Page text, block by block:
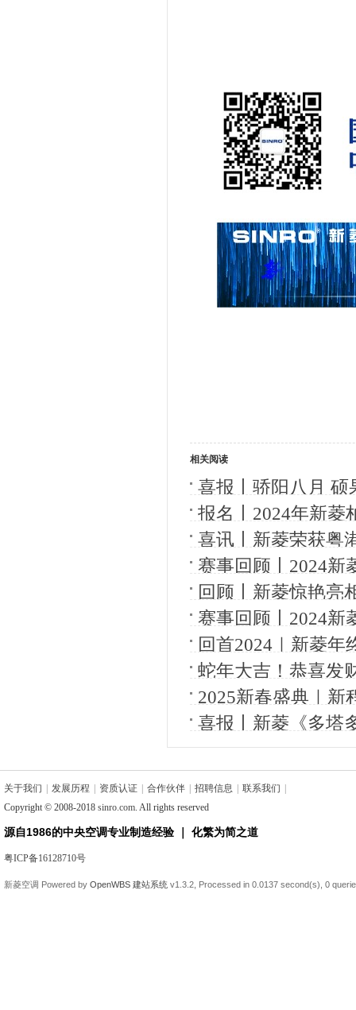
相关阅读
喜报丨骄阳八月 硕
报名丨2024年新菱
赛区正式开始报名！
喜讯丨新菱荣获粤
赛事回顾丨2024新
幕！
回顾丨新菱惊艳亮
会赛事回顾丨2024新
幕！
回首2024｜新菱年
蛇年大吉！恭喜发
2025新春盛典｜新
喜报丨新菱《多塔
产业化》通过科技
关于我们 发展历程 资质认证 合作伙伴 招聘信息 联系我们
Copyright © 2008-2018 sinro.com. All rights reserved
源自1986的中央空调专业制造经验 ｜ 化繁为简之道
粤ICP备16128710号
新菱空调 Powered by OpenWBS 建站系统 v1.3.2, Processed in 0.0137 second(s), 0